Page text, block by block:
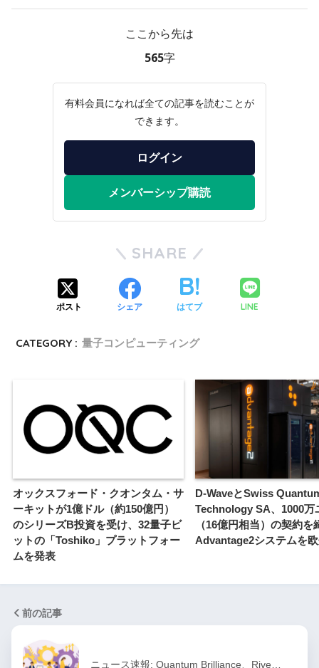
ここから先は
565字
有料会員になれば全ての記事を読むことが
できます。
ログイン
メンバーシップ購読
SHARE
ポスト シェア はてブ LINE
CATEGORY : 量子コンピューティング
オックスフォード・クオンタム・サ
ーキットが1億ドル（約150億円）
のシリーズB投資を受け、32量子ビ
ットの「Toshiko」プラットフォー
ムを発表
D-WaveとSwiss
Technology SA、1000万
（16億円相当）の契約を
Advantage2システムを
前の記事
ニュース速報: Quantum Brilliance、Rive…